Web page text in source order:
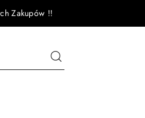
Zakupów !!